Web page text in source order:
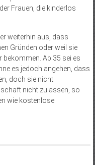
Frauen, die kinderlos
weiterhin aus, dass
Gründen oder weil sie
bekommen. Ab 35 sei es
es jedoch angehen, dass
doch sie nicht
nicht zulassen, so
wie kostenlose